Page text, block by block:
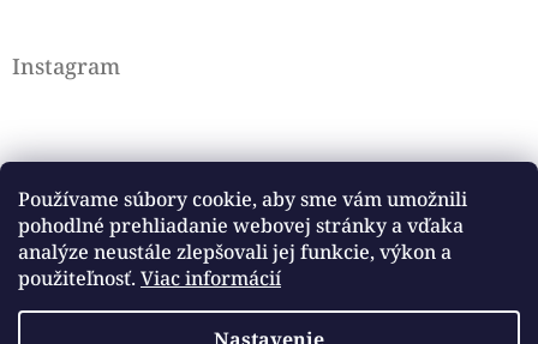
Používame súbory cookie, aby sme vám umožnili
pohodlné prehliadanie webovej stránky a vďaka
analýze neustále zlepšovali jej funkcie, výkon a
použiteľnosť. Viac informácií
Instagram
Sledovať na Instagrame
Facebook